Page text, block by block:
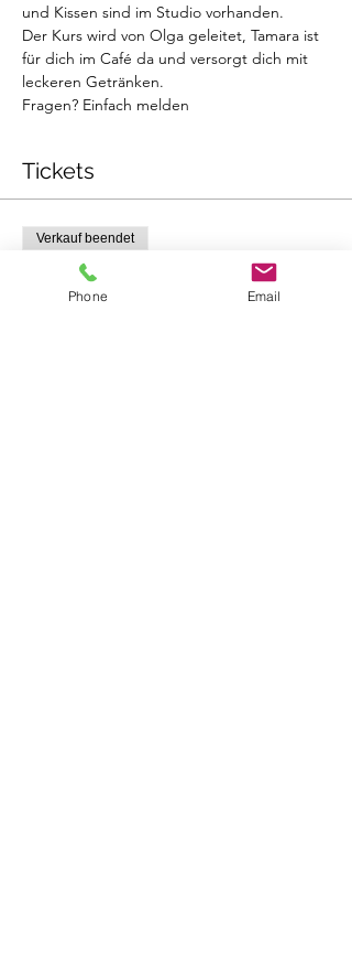
und Kissen sind im Studio vorhanden.
Der Kurs wird von Olga geleitet, Tamara ist
für dich im Café da und versorgt dich mit
leckeren Getränken.
Fragen? Einfach melden
Tickets
Verkauf beendet
Tickettyp
Kinderyoga 1. Kind
Phone Email